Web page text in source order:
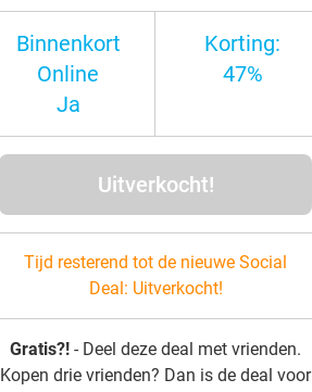
Binnenkort
Online
Ja
Korting:
47%
Uitverkocht!
Tijd resterend tot de nieuwe Social
Deal: Uitverkocht!
Gratis?! - Deel deze deal met vrienden.
Kopen drie vrienden? Dan is de deal voor